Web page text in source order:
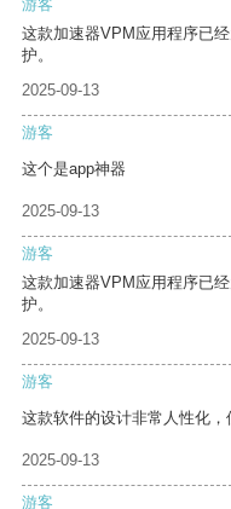
游客
这款加速器VPM应用程序已
护。
2025-09-13
游客
这个是app神器
2025-09-13
游客
这款加速器VPM应用程序已
护。
2025-09-13
游客
这款软件的设计非常人性化，
2025-09-13
游客